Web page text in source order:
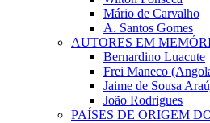
Mário de Carvalho
A. Santos Gomes
AUTORES EM
Bernardino Luacute
Frei Maneco
Jaime de Sousa
João Rodrigues
PAÍSES DE ORIGEM